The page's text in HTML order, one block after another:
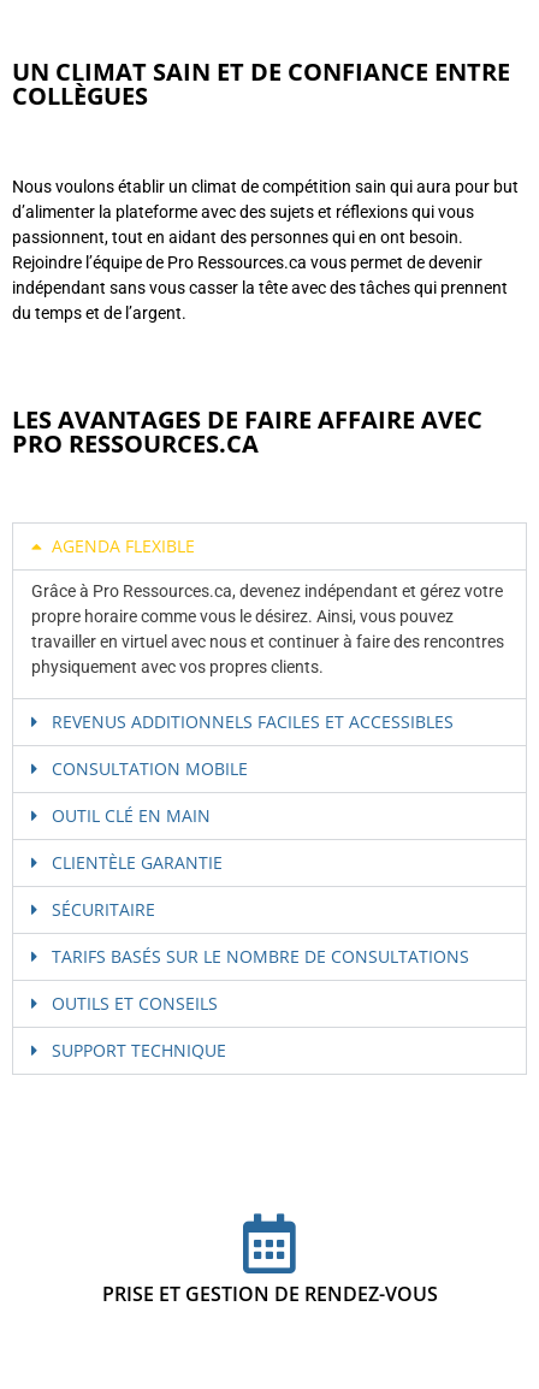
UN CLIMAT SAIN ET DE CONFIANCE ENTRE
COLLÈGUES
Nous voulons établir un climat de compétition sain qui aura pour but
d’alimenter la plateforme avec des sujets et réflexions qui vous
passionnent, tout en aidant des personnes qui en ont besoin.
Rejoindre l’équipe de Pro Ressources.ca vous permet de devenir
indépendant sans vous casser la tête avec des tâches qui prennent
du temps et de l’argent.
LES AVANTAGES DE FAIRE AFFAIRE AVEC
PRO RESSOURCES.CA
AGENDA FLEXIBLE
Grâce à Pro Ressources.ca, devenez indépendant et gérez votre
propre horaire comme vous le désirez. Ainsi, vous pouvez
travailler en virtuel avec nous et continuer à faire des rencontres
physiquement avec vos propres clients.
REVENUS ADDITIONNELS FACILES ET ACCESSIBLES
CONSULTATION MOBILE
OUTIL CLÉ EN MAIN
CLIENTÈLE GARANTIE
SÉCURITAIRE
TARIFS BASÉS SUR LE NOMBRE DE CONSULTATIONS
OUTILS ET CONSEILS
SUPPORT TECHNIQUE
PRISE ET GESTION DE RENDEZ-VOUS